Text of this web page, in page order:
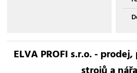
ELVA PROFI s.r.o. -